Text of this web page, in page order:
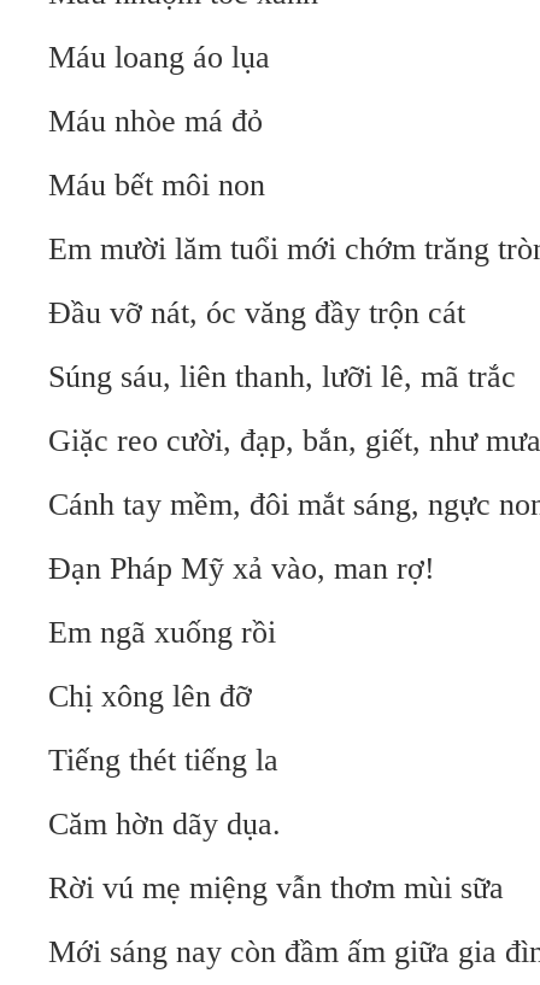
Máu loang áo lụa
Máu nhòe má đỏ
Máu bết môi non
Em mười lăm tuổi mới chớm trăng
Đầu vỡ nát, óc văng đầy trộn cát
Súng sáu, liên thanh, lưỡi lê, mã trắc
Giặc reo cười, đạp, bắn, giết, như mưa
Cánh tay mềm, đôi mắt sáng, ngực
Đạn Pháp Mỹ xả vào, man rợ!
Em ngã xuống rồi
Chị xông lên đỡ
Tiếng thét tiếng la
Căm hờn dãy dụa.
Rời vú mẹ miệng vẫn thơm mùi sữa
Mới sáng nay còn đầm ấm giữa gia